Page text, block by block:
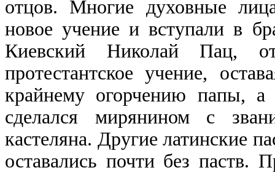
отцов. Многие духовные
новое учение и вступали в
Киевский Николай Пац,
протестантское учение,
крайнему огорчению папы,
сделался мирянином с
кастеляна. Другие латинские
оставались почти без паств.